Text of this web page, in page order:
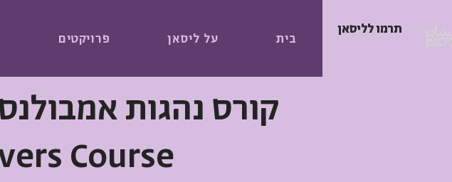
בית על ליסאן פרויקטים
תרמו לליסאן
קורס נהגות אמבולנס
Course